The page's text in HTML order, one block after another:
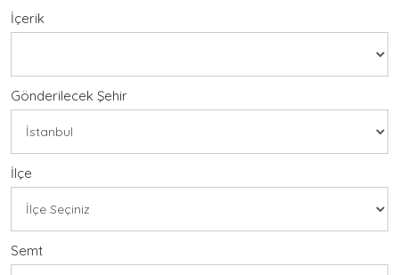
İçerik
Gönderilecek Şehir
İlçe
Semt